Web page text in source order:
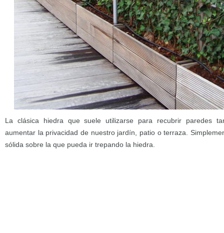
La clásica hiedra que suele utilizarse para recubrir paredes
aumentar la privacidad de nuestro jardín, patio o terraza.
sólida sobre la que pueda ir trepando la hiedra.